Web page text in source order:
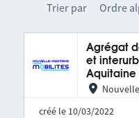
Trier par Ordre
Agrégat
et
Aquitaine
créé le 10/03/2022